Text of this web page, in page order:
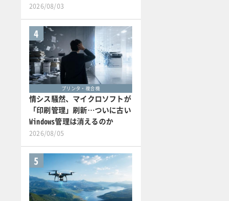
2026/08/03
4
プリンタ・複合機
情シス騒然、マイクロソフトが
「印刷管理」刷新…ついに古い
Windows管理は消えるのか
2026/08/05
5